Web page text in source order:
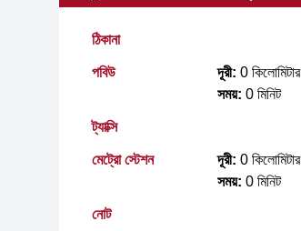
ঠিকানা
পবিউ দূরী: 0 কিলোমিটার
সময়: 0 মিনিট
ট্যাক্সি
মেট্রো স্টেশন দূরী: 0 কিলোমিটার
সময়: 0 মিনিট
নোট